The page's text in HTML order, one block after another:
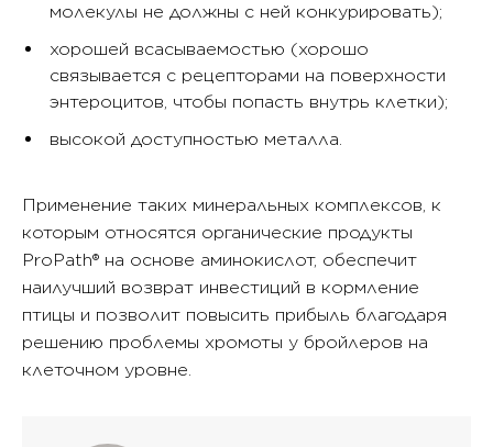
молекулы не должны с ней конкурировать);
хорошей всасываемостью (хорошо
связывается с рецепторами на поверхности
энтероцитов, чтобы попасть внутрь клетки);
высокой доступностью металла.
Применение таких минеральных комплексов, к
которым относятся органические продукты
ProPath® на основе аминокислот, обеспечит
наилучший возврат инвестиций в кормление
птицы и позволит повысить прибыль благодаря
решению проблемы хромоты у бройлеров на
клеточном уровне.